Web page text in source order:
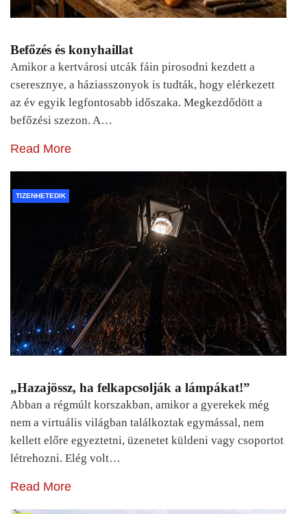
Befőzés és konyhaillat
Amikor a kertvárosi utcák fáin pirosodni kezdett a
cseresznye, a háziasszonyok is tudták, hogy elérkezett
az év egyik legfontosabb időszaka. Megkezdődött a
befőzési szezon. A…
Read More
TIZENHETEDIK
„Hazajössz, ha felkapcsolják a lámpákat!”
Abban a régmúlt korszakban, amikor a gyerekek még
nem a virtuális világban találkoztak egymással, nem
kellett előre egyeztetni, üzenetet küldeni vagy csoportot
létrehozni. Elég volt…
Read More